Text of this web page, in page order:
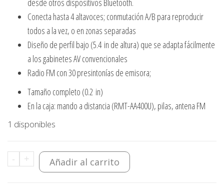
desde otros dispositivos Bluetooth.
Conecta hasta 4 altavoces; conmutación A/B para reproducir
todos a la vez, o en zonas separadas
Diseño de perfil bajo (5.4 in de altura) que se adapta fácilmente
a los gabinetes AV convencionales
Radio FM con 30 presintonías de emisora;
Tamaño completo (0.2 in)
En la caja: mando a distancia (RMT-AA400U), pilas, antena FM
1 disponibles
-
Sony
+ Añadir al carrito